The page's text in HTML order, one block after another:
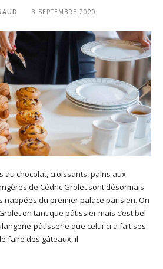
3 SEPTEMBRE 2020
au chocolat, croissants, pains aux
de Cédric Grolet sont désormais
nappées du premier palace parisien. On
en tant que pâtissier mais c’est bel
pâtisserie que celui-ci a fait ses
faire des gâteaux, il